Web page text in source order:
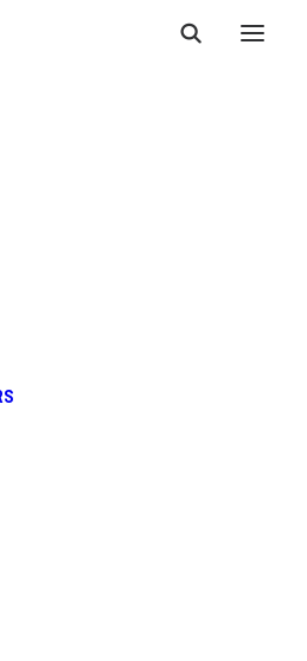
NISSAN GT-
EN VIDÉO
!